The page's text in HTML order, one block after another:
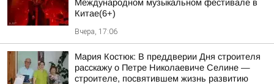
Международном музыкальном фестивале в
Китае(6+)
Вчера, 17:06
Мария Костюк: В преддверии Дня строителя
расскажу о Петре Николаевиче Селине —
строителе, посвятившем жизнь развитию